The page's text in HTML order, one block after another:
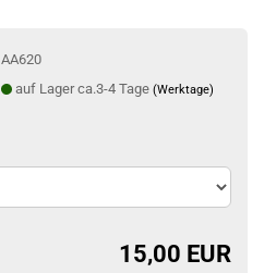
AA620
auf Lager ca.3-4 Tage (Werktage)
15,00 EUR